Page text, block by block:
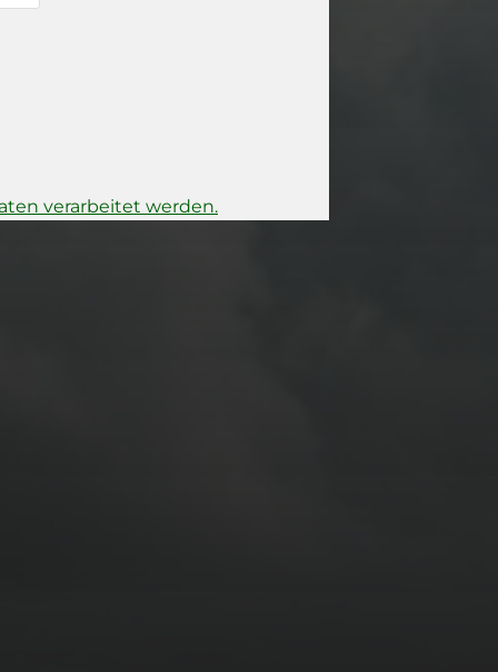
verarbeitet werden.